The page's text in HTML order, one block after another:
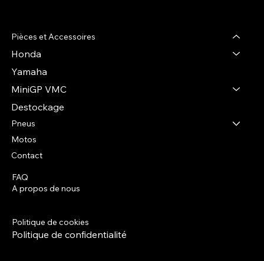
Pièces et Accessoires
Honda
Yamaha
MiniGP VMC
Destockage
Pneus
Motos
Contact
FAQ
A propos de nous
Politique de cookies
Politique de confidentialité